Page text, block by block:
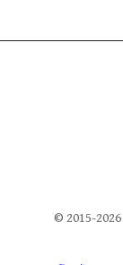
© 2015-2026